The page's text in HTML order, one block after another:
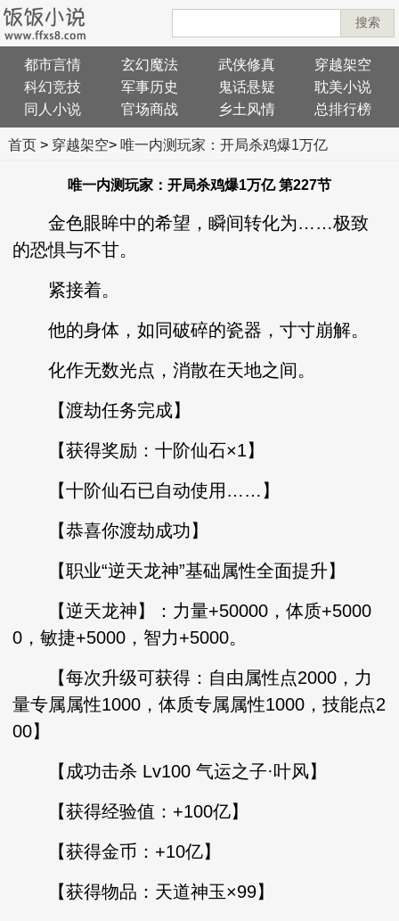
搜索
都市言情 玄幻魔法 武侠修真
穿越架空
科幻竞技
军事历史 鬼话悬疑
耽美小说
同人小说
官场商战 乡土风情 总排行榜
首页> 穿越架空> 唯一内测玩家：开局杀鸡爆1万亿
唯一内测玩家：开局杀鸡爆1万亿 第227节
金色眼眸中的希望，瞬间转化为……极致
的恐惧与不甘。
紧接着。
他的身体，如同破碎的瓷器，寸寸崩解。
化作无数光点，消散在天地之间。
【渡劫任务完成】
【获得奖励：十阶仙石×1】
【十阶仙石已自动使用……】
【恭喜你渡劫成功】
【职业“逆天龙神”基础属性全面提升】
【逆天龙神】：力量+50000，体质+5000
0，敏捷+5000，智力+5000。
【每次升级可获得：自由属性点2000，力
量专属属性1000，体质专属属性1000，技能点2
00】
【成功击杀 Lv100 气运之子·叶风】
【获得经验值：+100亿】
【获得金币：+10亿】
【获得物品：天道神玉×99】